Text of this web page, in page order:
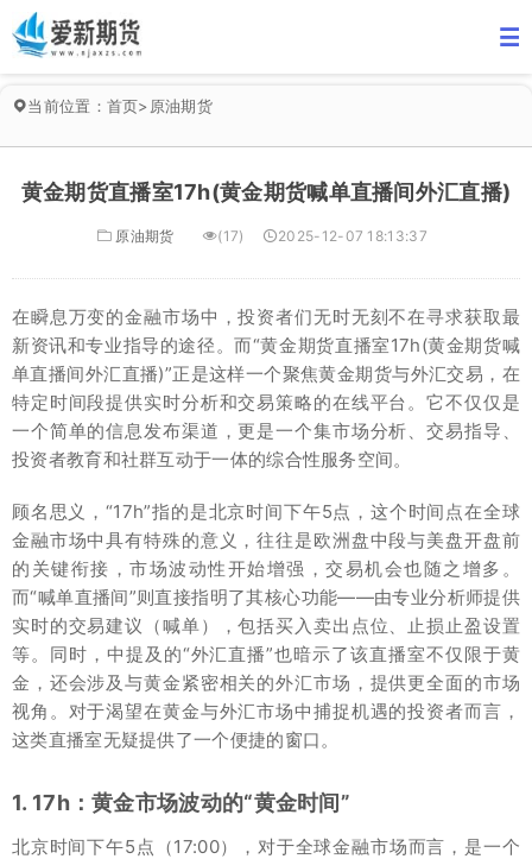
当前位置： 首页> 原油期货
黄金期货直播室17h(黄金期货喊单直播间外汇直播)
原油期货 (17) 2025-12-07 18:13:37
在瞬息万变的金融市场中，投资者们无时无刻不在寻求获取最
新资讯和专业指导的途径。而“黄金期货直播室17h(黄金期货喊
单直播间外汇直播)”正是这样一个聚焦黄金期货与外汇交易，在
特定时间段提供实时分析和交易策略的在线平台。它不仅仅是
一个简单的信息发布渠道，更是一个集市场分析、交易指导、
投资者教育和社群互动于一体的综合性服务空间。
顾名思义，“17h”指的是北京时间下午5点，这个时间点在全球
金融市场中具有特殊的意义，往往是欧洲盘中段与美盘开盘前
的关键衔接，市场波动性开始增强，交易机会也随之增多。
而“喊单直播间”则直接指明了其核心功能——由专业分析师提供
实时的交易建议（喊单），包括买入卖出点位、止损止盈设置
等。同时，中提及的“外汇直播”也暗示了该直播室不仅限于黄
金，还会涉及与黄金紧密相关的外汇市场，提供更全面的市场
视角。对于渴望在黄金与外汇市场中捕捉机遇的投资者而言，
这类直播室无疑提供了一个便捷的窗口。
1. 17h：黄金市场波动的“黄金时间”
北京时间下午5点（17:00），对于全球金融市场而言，是一个